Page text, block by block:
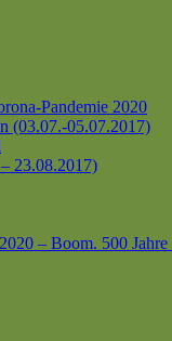
Pandemie 2020
(03.07.-05.07.2017)
23.08.2017)
– Boom. 500